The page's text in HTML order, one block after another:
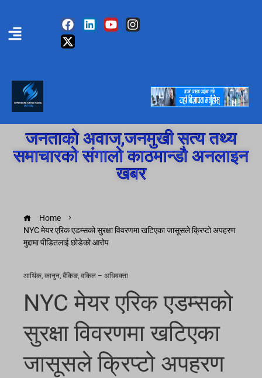
जनताको अवाज,जनमुखी सत्य तथ्य
समाचारको संगालो काठमान्डौ अनलाइन
खबर
Home
NYC मेयर एरिक एडम्सको सुरक्षा विवरणमा खटिएका जासूसले क्रिप्टो अपहरण
मुद्दामा पीडितलाई छोडेको आरोप
आर्थिक, कानुन, बैंकिङ, वकिल – अधिवक्ता
NYC मेयर एरिक एडम्सको
सुरक्षा विवरणमा खटिएका
जासूसले क्रिप्टो अपहरण